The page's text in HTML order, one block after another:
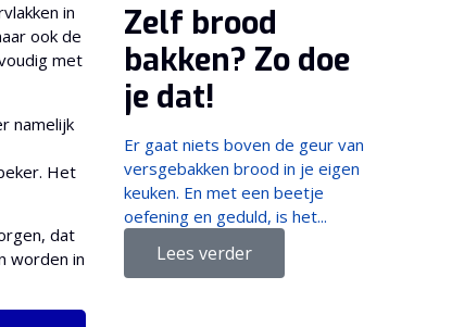
in
ook de
met
namelijk
Het
dat
worden in
Zelf brood
bakken? Zo doe
je dat!
Er gaat niets boven de geur van
versgebakken brood in je eigen
keuken. En met een beetje
oefening en geduld, is het...
Lees verder